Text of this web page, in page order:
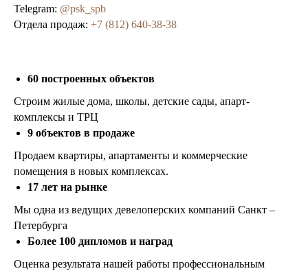
Telegram: @psk_spb
Отдела продаж: +7 (812) 640-38-38
60 построенных объектов
Строим жилые дома, школы, детские сады, апарт‐
комплексы и ТРЦ
9 объектов в продаже
Продаем квартиры, апартаменты и коммерческие
помещения в новых комплексах.
17 лет на рынке
Мы одна из ведущих девелоперских компаний Санкт –
Петербурга
Более 100 дипломов и наград
Оценка результата нашей работы профессиональным